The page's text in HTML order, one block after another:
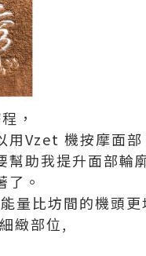
，
用Vzet 機按摩面部
助我提升面部輪
。
比坊間的機頭更
緻部位,